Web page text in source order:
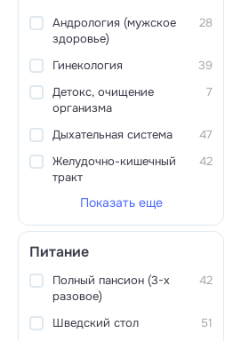
Андрология (мужское
здоровье)
28
Гинекология
39
Детокс, очищение
организма
7
Дыхательная система
47
Желудочно-кишечный
тракт
42
Показать еще
Питание
Полный пансион (3-х
разовое)
42
Шведский стол
51